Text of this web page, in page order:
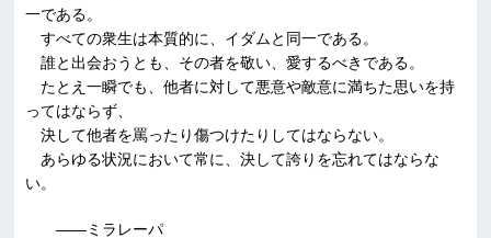
一である。
すべての衆生は本質的に、イダムと同一である。
誰と出会おうとも、その者を敬い、愛するべきである。
たとえ一瞬でも、他者に対して悪意や敵意に満ちた思いを持
ってはならず、
決して他者を罵ったり傷つけたりしてはならない。
あらゆる状況において常に、決して誇りを忘れてはならな
い。
――ミラレーパ